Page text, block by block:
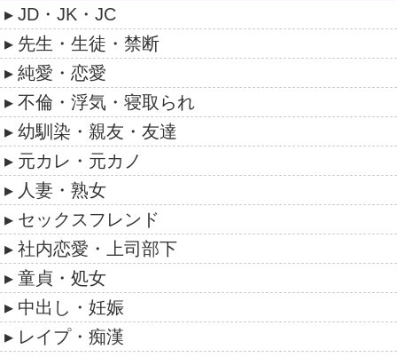
JD・JK・JC
先生・生徒・禁断
純愛・恋愛
不倫・浮気・寝取られ
幼馴染・親友・友達
元カレ・元カノ
人妻・熟女
セックスフレンド
社内恋愛・上司部下
童貞・処女
中出し・妊娠
レイプ・痴漢